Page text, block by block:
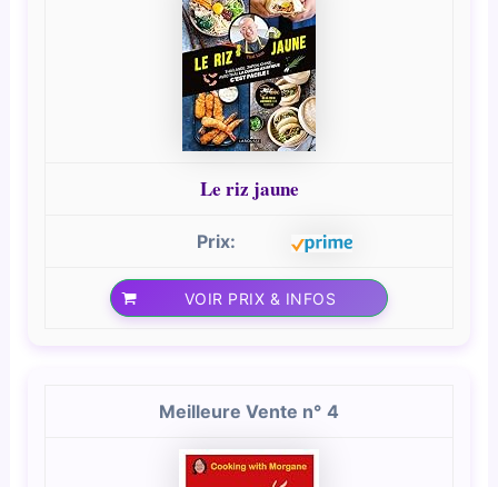
Le riz jaune
VOIR PRIX & INFOS
4